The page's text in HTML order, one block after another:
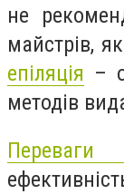
не
майстрів,
епіляція –
методів
Переваги